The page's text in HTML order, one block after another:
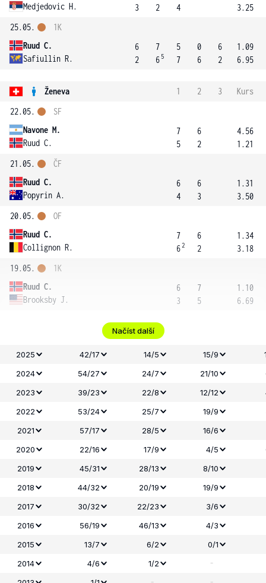
Medjedovic H.
3
2
4
3.25
25.05.
Ruud C.
Safiullin R.
1K
6
2
7
6 5
5
7
0
6
6
2
1.09
6.95
Ženeva 1 2 3
Kurs
22.05.
Navone M.
Ruud C.
SF
7
5
6
2
4.56
1.21
21.05.
Ruud C.
Popyrin A.
ČF
6
4
6
3
1.31
3.50
20.05.
Ruud C.
Collignon R.
OF
7
62
6
2
1.34
3.18
19.05.
Ruud C.
Brooksby J.
1K
6
3
7
5
1.10
6.69
Načíst další
2025 42/17 14/5 15/9
2024
54/27 24/7 21/10
2023
39/23 22/8 12/12
2022
53/24 25/7 19/9
2021
57/17 28/5 16/6
2020
22/16 17/9 4/5
2019
45/31 28/13 8/10
2018
44/32 20/19 19/9
2017
30/32 22/23 3/6
2016
56/19 46/13
4/3
2015
13/7 6/2 0/1
2014
4/6 1/2 -